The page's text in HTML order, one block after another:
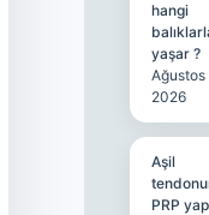
hangi
yaşar ?
Ağustos
2026
Aşil
PRP